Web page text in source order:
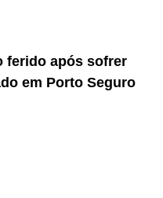
ferido após sofrer
em Porto Seguro